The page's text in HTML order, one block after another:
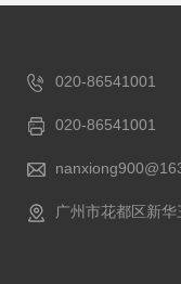
020-86541001
020-86541001
广州市花都区新